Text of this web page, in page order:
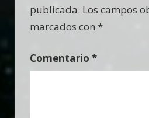
publicada. Los campos
marcados con *
Comentario *